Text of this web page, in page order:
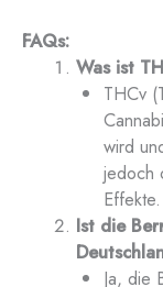
FAQs:
Was ist
THCv
wird
jedoch
Effekte.
Ist die
Ja, die